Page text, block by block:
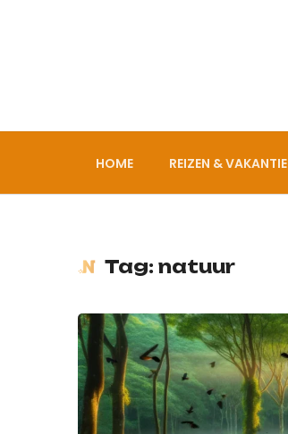
HOME REIZEN & VAKANTIE
Tag: natuur